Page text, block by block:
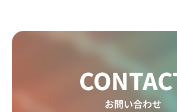
お問い合わせ